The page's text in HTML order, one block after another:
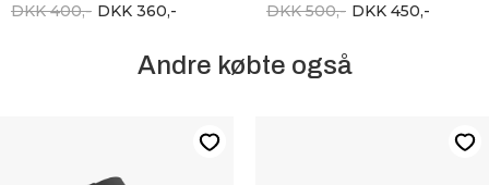
DKK 400,- DKK 360,-
DKK 500,- DKK 450,-
Andre købte også